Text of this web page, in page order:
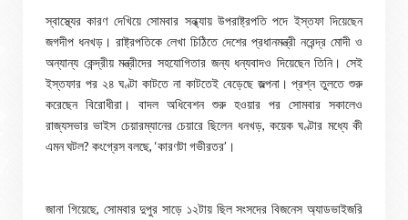
স্বাস্থ্যের কারণ দেখিয়ে সোমবার সন্ধ্যায় উপরাষ্ট্রপতি পদে ইস্তফা দিয়েছেন
জগদীপ ধনখড়। রাষ্ট্রপতিকে লেখা চিঠিতে দেশের প্রধানমন্ত্রী নরেন্দ্র মোদী ও
অন্যান্য কেন্দ্রীয় মন্ত্রীদের সহযোগিতার জন্য ধন্যবাদও দিয়েছেন তিনি। সেই
ইস্তফার পর ২৪ ঘণ্টা কাটতে না কাটতেই বেড়েছে জল্পনা। প্রশ্ন তুলতে শুরু
করেছেন বিরোধীরা। বাদল অধিবেশন শুরু হওয়ার পর সোমবার সকালেও
রাজ্যসভার ভাইস চেয়ারম্যানের চেয়ারে ছিলেন ধনখড়, কয়েক ঘণ্টার মধ্যে কী
এমন ঘটল? কংগ্রেস বলছে, ‘কারণটা গভীরতর’।
জানা গিয়েছে, সোমবার দুপুর সাড়ে ১২টায় ছিল সংসদের বিজনেস অ্যাডভাইজরি